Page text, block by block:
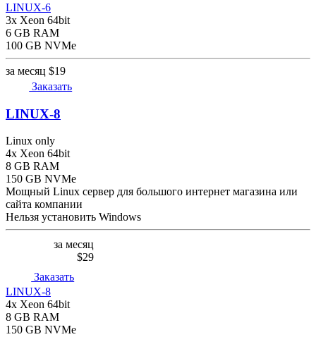
LINUX-6
3x Xeon 64bit
6 GB RAM
100 GB NVMe
за месяц $19
Заказать
LINUX-8
Linux only
4x Xeon 64bit
8 GB RAM
150 GB NVMe
Мощный Linux сервер для большого интернет магазина или
сайта компании
Нельзя установить Windows
за месяц
$29
Заказать
LINUX-8
4x Xeon 64bit
8 GB RAM
150 GB NVMe